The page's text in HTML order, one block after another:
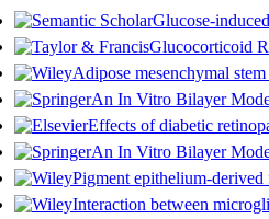
Glucose-
Glucocorticoid
Adipose mesenchymal
An In Vitro Bilayer
Effects of diabetic
An In Vitro Bilayer
Pigment
Interaction between